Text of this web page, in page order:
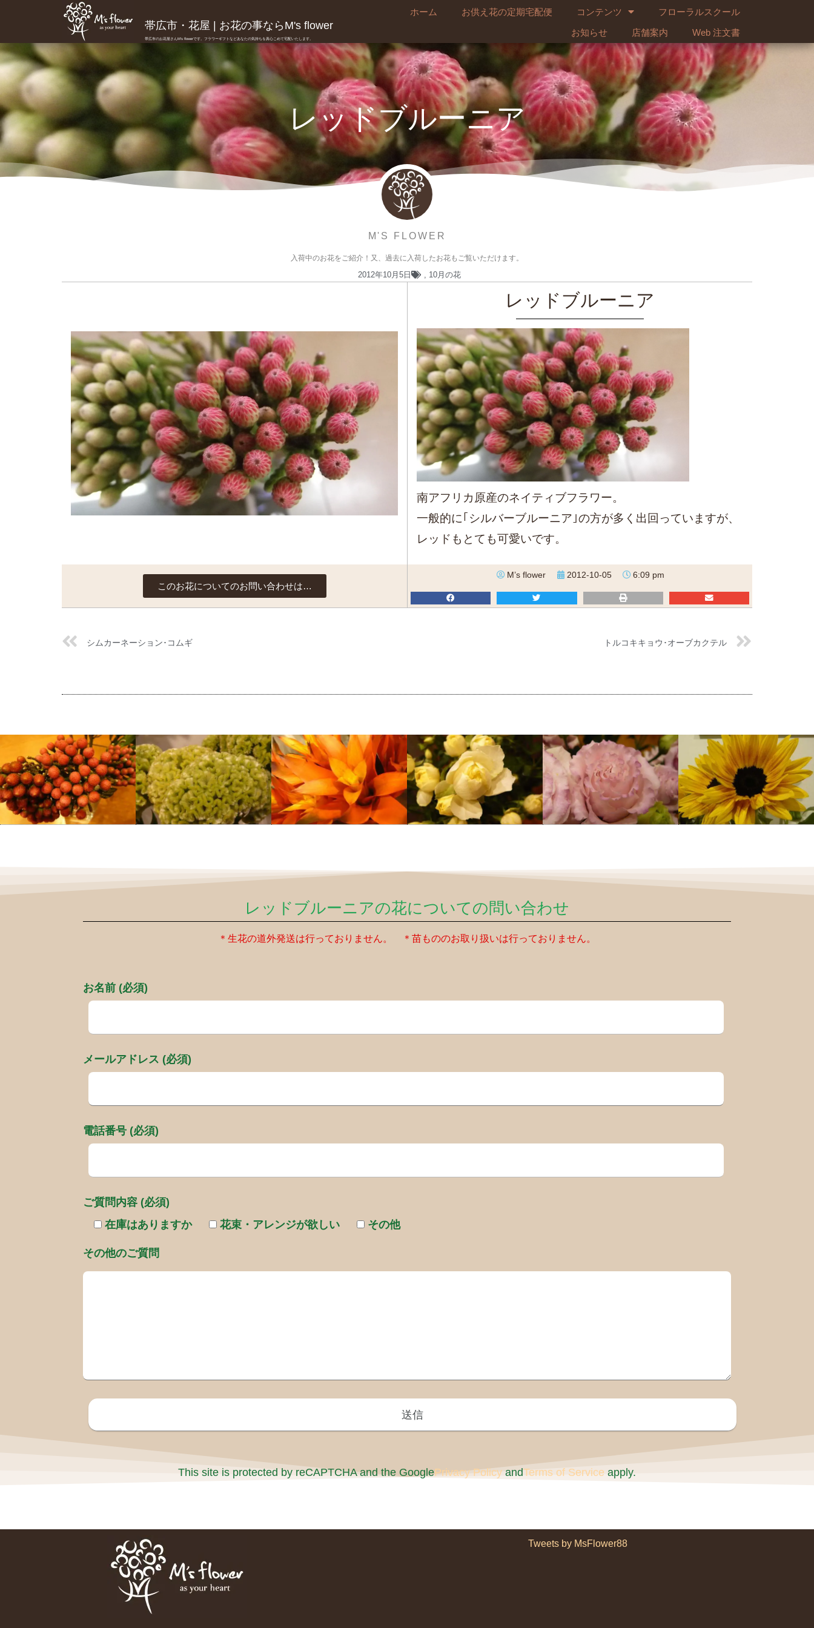
帯広市・花屋 | お花の事ならM's flower
帯広市のお花屋さんM's flowerです。フラワーギフトなどあなたの気持ちを真心こめて宅配いたします。
ホーム お供え花の定期宅配便 コンテンツ
フローラルスクール
お知らせ
店舗案内 Web 注文書
レッドブルーニア
M'S FLOWER
入荷中のお花をご紹介！又、過去に入荷したお花もご覧いただけます。
2012年10月5日 10月の花
レッドブルーニア
南アフリカ原産のネイティブフラワー。
一般的に｢シルバーブルーニア｣の方が多く出回っていますが、
レッドもとても可愛いです。
このお花についてのお問い合わせは…
M’s flower 2012-10-05 6:09 pm
シムカーネーション･コムギ トルコキキョウ･オーブカクテル
レッドブルーニアの花についての問い合わせ
＊生花の道外発送は行っておりません。 ＊苗もののお取り扱いは行っておりません。
お名前 (必須)
メールアドレス (必須)
電話番号 (必須)
ご質問内容 (必須)
在庫はありますか
花束・アレンジが欲しい その他
その他のご質問
This site is protected by reCAPTCHA and the GooglePrivacy Policy andTerms of Service apply.
Tweets by MsFlower88